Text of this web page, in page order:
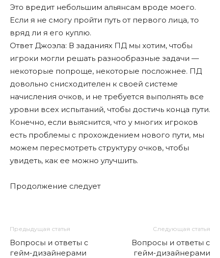
Это вредит небольшим альянсам вроде моего.
Если я не смогу пройти путь от первого лица, то
вряд ли я его куплю.
Ответ Джоэла: В заданиях ПД мы хотим, чтобы
игроки могли решать разнообразные задачи —
некоторые попроще, некоторые посложнее. ПД
довольно снисходителен к своей системе
начисления очков, и не требуется выполнять все
уровни всех испытаний, чтобы достичь конца пути.
Конечно, если выяснится, что у многих игроков
есть проблемы с прохождением нового пути, мы
можем пересмотреть структуру очков, чтобы
увидеть, как ее можно улучшить.
Продолжение следует
Предыдущая статья
Вопросы и ответы с
гейм-дизайнерами
Следующая статья
Вопросы и ответы с
гейм-дизайнерами